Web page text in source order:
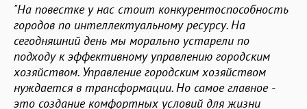
"На повестке у нас стоит конкурентоспособность
городов по интеллектуальному ресурсу. На
сегодняшний день мы морально устарели по
подходу к эффективному управлению городским
хозяйством. Управление городским хозяйством
нуждается в трансформации. Но самое главное -
это создание комфортных условий для жизни